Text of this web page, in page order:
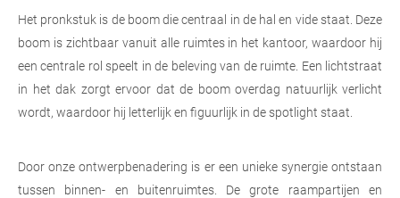
Het pronkstuk is de boom die centraal in de hal en vide staat. Deze
boom is zichtbaar vanuit alle ruimtes in het kantoor, waardoor hij
een centrale rol speelt in de beleving van de ruimte. Een lichtstraat
in het dak zorgt ervoor dat de boom overdag natuurlijk verlicht
wordt, waardoor hij letterlijk en figuurlijk in de spotlight staat.
Door onze ontwerpbenadering is er een unieke synergie ontstaan
tussen binnen- en buitenruimtes. De grote raampartijen en